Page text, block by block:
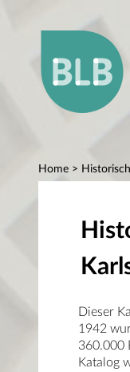
Home >
Dieser
1942
360.000
Katalog